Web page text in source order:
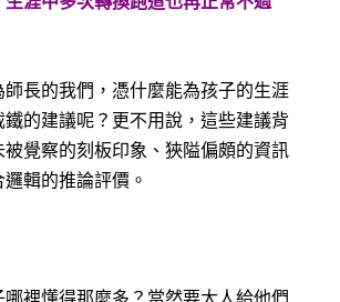
長的我們，憑什麼能為孩子的生涯
的建議呢？更不用說，這些建議背
覺察的刻板印象、狹隘偏頗的資訊
輯的推論評價。